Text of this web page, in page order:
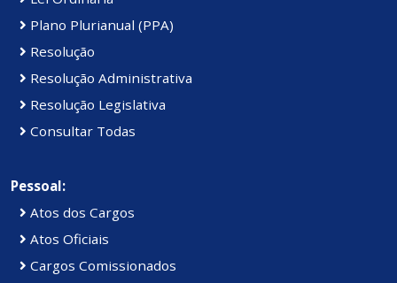
Plano Plurianual (PPA)
Resolução
Resolução Administrativa
Resolução Legislativa
Consultar Todas
Pessoal:
Atos dos Cargos
Atos Oficiais
Cargos Comissionados